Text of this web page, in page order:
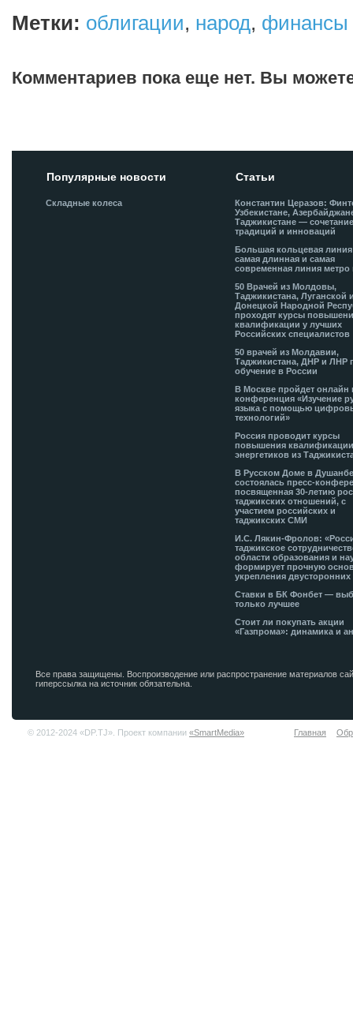
Метки: облигации, народ, финансы
Комментариев пока еще нет. Вы
Популярные новости
Складные колеса
Статьи
Константин Церазов:
Узбекистане,
Таджикистане —
традиций и инноваций
Большая кольцевая
самая длинная и самая
современная линия метро
50 Врачей из Молдовы,
Таджикистана, Луганской
Донецкой Народной
проходят курсы
квалификации у лучших
Российских специалистов
50 врачей из Молдавии,
Таджикистана, ДНР и ЛНР
обучение в России
В Москве пройдет онлайн
конференция «Изучение
языка с помощью
технологий»
Россия проводит курсы
повышения
энергетиков из
В Русском Доме в
состоялась пресс-
посвященная 30-летию
таджикских отношений, с
участием российских и
таджикских СМИ
И.С. Лякин-Фролов:
таджикское
области образования и
формирует прочную
укрепления двусторонних
Ставки в БК Фонбет —
только лучшее
Стоит ли покупать акции
«Газпрома»: динамика и
Все права защищены. Воспроизводение или распространение материалов
гиперссылка на источник обязательна.
© 2012-2024 «DP.TJ». Проект компании «SmartMedia» Главная